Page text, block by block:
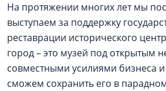
На протяжении многих лет мы
выступаем за поддержку
реставрации исторического
город – это музей под открытым
совместными усилиями бизнеса
сможем сохранить его в